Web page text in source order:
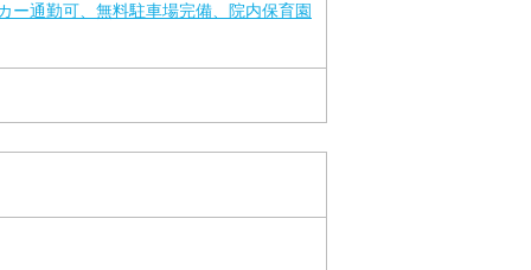
ー通勤可、無料駐車場完備、院内保育園